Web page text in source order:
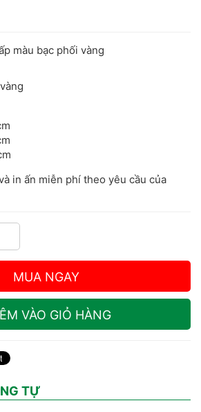
màu bạc phối vàng
in ấn miễn phí theo yêu cầu của
TỰ